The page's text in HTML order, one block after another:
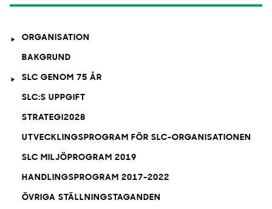
ORGANISATION
BAKGRUND
SLC GENOM 75 ÅR
SLC:S UPPGIFT
STRATEGI2028
UTVECKLINGSPROGRAM FÖR SLC-ORGANISATIONEN
SLC MILJÖPROGRAM 2019
HANDLINGSPROGRAM 2017-2022
ÖVRIGA STÄLLNINGSTAGANDEN